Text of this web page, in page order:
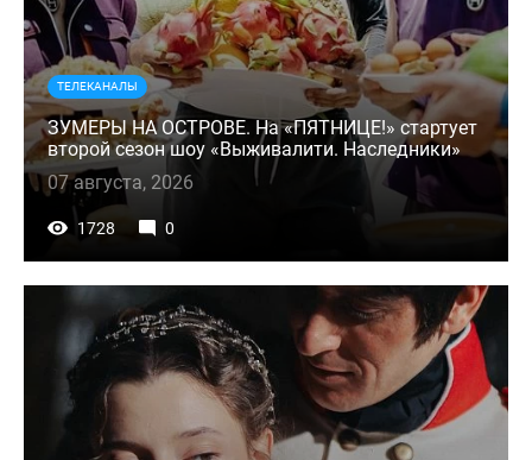
ТЕЛЕКАНАЛЫ
ЗУМЕРЫ НА ОСТРОВЕ. На «ПЯТНИЦЕ!» стартует
второй сезон шоу «Выживалити. Наследники»
07 августа, 2026
1728 0